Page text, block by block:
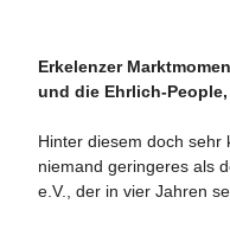
Erkelenzer
und die Ehrlich-People,
Hinter diesem doch sehr
niemand geringeres als
e.V., der in vier Jahren